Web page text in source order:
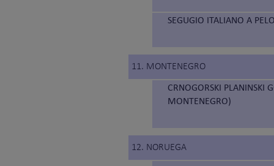
SEGUGIO ITALIANO A
11. MONTENEGRO
CRNOGORSKI PLANINSKI
MONTENEGRO)
12. NORUEGA